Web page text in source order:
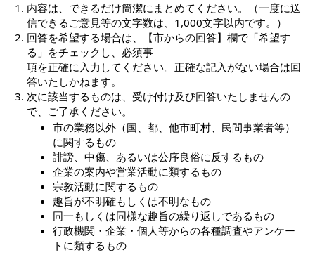
内容は、できるだけ簡潔にまとめてください。（一度に送
信できるご意見等の文字数は、1,000文字以内です。）
回答を希望する場合は、【市からの回答】欄で「希望す
る」をチェックし、必須事
項を正確に入力してください。正確な記入がない場合は回
答いたしかねます。
次に該当するものは、受け付け及び回答いたしませんの
で、ご了承ください。
市の業務以外（国、都、他市町村、民間事業者等）
に関するもの
誹謗、中傷、あるいは公序良俗に反するもの
企業の案内や営業活動に類するもの
宗教活動に関するもの
趣旨が不明確もしくは不明なもの
同一もしくは同様な趣旨の繰り返しであるもの
行政機関・企業・個人等からの各種調査やアンケー
トに類するもの